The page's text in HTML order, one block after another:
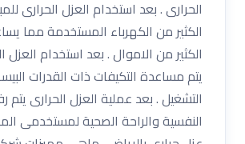
الحرارى . بعد استخدام العزل الحرارى
الكثير من الكهرباء المستخدمة مما
الكثير من الاموال . بعد استخدام العزل
يتم مساعدة التكيفات ذات القدرات
التشغيل . بعد عملية العزل الحرارى يتم
النفسية والراحة الصحية لمستخدمى